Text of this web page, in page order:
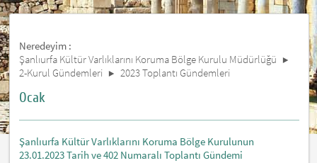
Neredeyim :
Şanlıurfa Kültür Varlıklarını Koruma Bölge Kurulu Müdürlüğü
2-Kurul Gündemleri
2023 Toplantı Gündemleri
Ocak
Şanlıurfa Kültür Varlıklarını Koruma Bölge Kurulunun
23.01.2023 Tarih ve 402 Numaralı Toplantı Gündemi